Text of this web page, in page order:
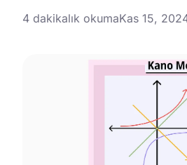
4 dakikalık okumaKas 15,